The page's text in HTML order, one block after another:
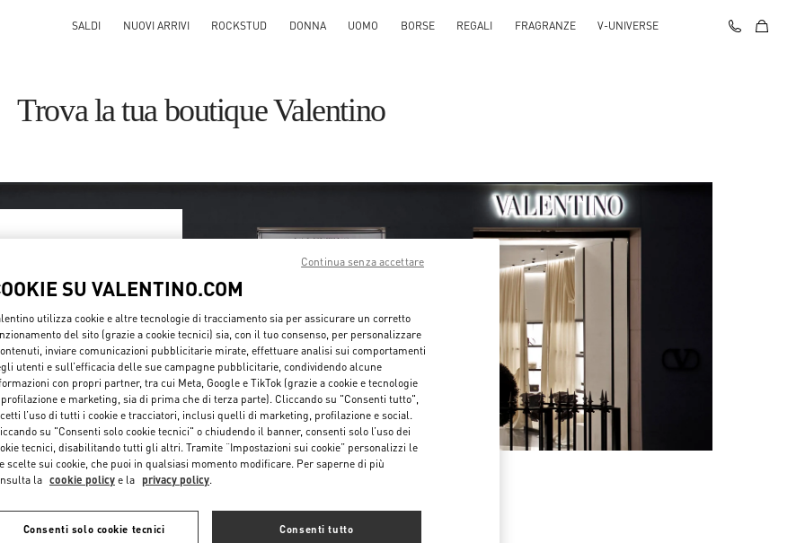
SALDI NUOVI ARRIVI ROCKSTUD DONNA UOMO BORSE REGALI FRAGRANZE V-UNIVERSE
Trova la tua boutique Valentino
regione o facendo
e Nazione
Cerca
SU VALENTINO.COM
utilizza cookie e altre tecnologie di tracciamento sia per assicurare un corretto
del sito (grazie a cookie tecnici) sia, con il tuo consenso, per personalizzare
inviare comunicazioni pubblicitarie mirate, effettuare analisi sui comportamenti
utenti e sull’efficacia delle sue campagne pubblicitarie, condividendo alcune
con propri partner, tra cui Meta, Google e TikTok (grazie a cookie e tecnologie
e marketing, sia di prima che di terza parte). Cliccando su "Consenti tutto",
l’uso di tutti i cookie e tracciatori, inclusi quelli di marketing, profilazione e social.
su "Consenti solo cookie tecnici" o chiudendo il banner, consenti solo l’uso dei
tecnici, disabilitando tutti gli altri. Tramite “Impostazioni sui cookie” personalizzi le
scelte sui cookie, che puoi in qualsiasi momento modificare. Per saperne di più
la cookie policy e la privacy policy.
Consenti solo cookie tecnici Consenti tutto
Continua senza accettare